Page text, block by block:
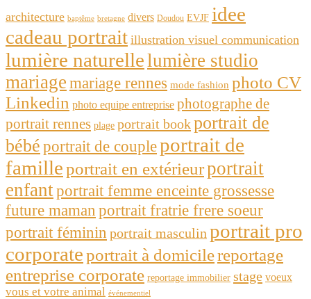
architecture baptême bretagne divers Doudou EVJF idee
cadeau portrait illustration visuel communication
lumière naturellelumière studio
mariagemariage rennes mode fashion photo CV
Linkedin photo equipe entreprise photographe de
portrait rennes plage portrait bookportrait de
bébéportrait de coupleportrait de
familleportrait en extérieurportrait
enfantportrait femme enceinte grossesse
future maman portrait fratrie frere soeur
portrait féminin portrait masculin portrait pro
corporateportrait à domicilereportage
entreprise corporate reportage immobilier stage voeux
vous et votre animal événementiel